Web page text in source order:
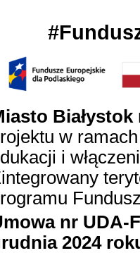
Białystok
w
i
nr UDA-
2024